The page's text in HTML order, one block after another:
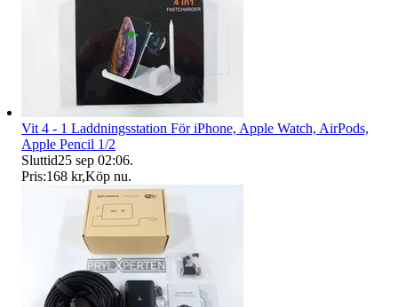
Vit 4 - 1 Laddningsstation För iPhone, Apple Watch, AirPods,
Apple Pencil 1/2
Sluttid25 sep 02:06.
Pris:168 kr,Köp nu.